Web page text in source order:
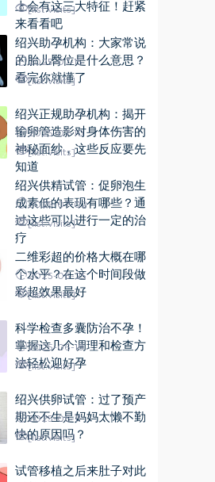
上会有这三大特征！赶紧
来看看吧
[list:visits]
绍兴助孕机构：大家常说
的胎儿臀位是什么意思？
看完你就懂了
2025-07-15
[list:visits]
绍兴正规助孕机构：揭开
输卵管造影对身体伤害的
神秘面纱，这些反应要先
知道
2025-07-10
[list:visits]
绍兴供精试管：促卵泡生
成素低的表现有哪些？通
过这些可以进行一定的治
疗
2025-07-02
[list:visits]
二维彩超的价格大概在哪
个水平？在这个时间段做
彩超效果最好
2025-06-25
[list:visits]
科学检查多囊防治不孕！
掌握这几个调理和检查方
法轻松迎好孕
2025-06-18
[list:visits]
绍兴供卵试管：过了预产
期还不生是妈妈太懒不勤
快的原因吗？
2025-06-11
[list:visits]
试管移植之后来肚子对此